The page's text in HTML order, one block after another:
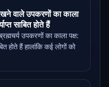
वाले उपकरणों का काला
साबित होते हैं
उपकरणों का काला पक्ष:
होते हैं हालांकि कई लोगों को